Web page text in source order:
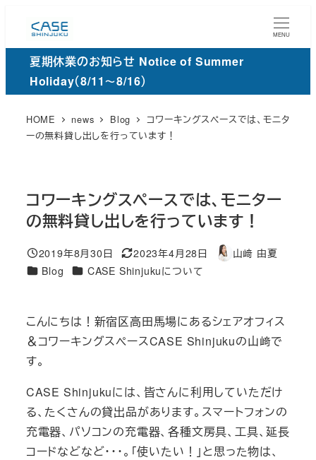
ン
MENU
夏期休業のお知らせ Notice of Summer
Holiday（8/11～8/16）
HOME news Blog
コワーキングスペースでは、モニタ
ーの無料貸し出しを行っています！
コワーキングスペースでは、モニター
の無料貸し出しを行っています！
投稿日
2019年8月30日
更
新
2023年4月28日
著
山﨑 由夏
カ
リ
ー
Blog
カ
リ
ー
CASE Shinjukuについて
こんにちは！新宿区高田馬場にあるシェアオフィス
＆コワーキングスペースCASE Shinjukuの山﨑で
す。
CASE Shinjukuには、皆さんに利用していただけ
る、たくさんの貸出品があります。スマートフォンの
充電器、パソコンの充電器、各種文房具、工具、延長
コードなどなど・・・。「使いたい！」と思った物は、